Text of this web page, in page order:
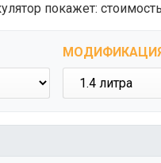
покажет: